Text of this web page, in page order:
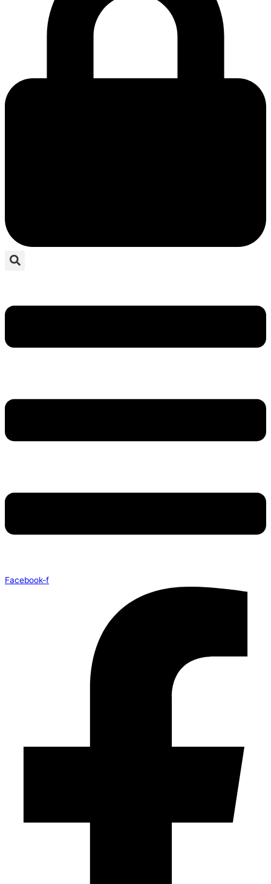
Facebook-f